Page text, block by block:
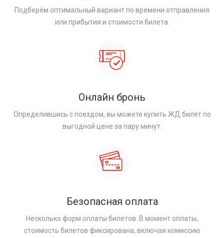
Подберём оптимальный вариант по времени отправления
или прибытия и стоимости билета.
Онлайн бронь
Определившись с поездом, вы можете купить ЖД билет по
выгодной цене за пару минут.
Безопасная оплата
Несколько форм оплаты билетов. В момент оплаты,
стоимость билетов фиксирована, включая комиссию